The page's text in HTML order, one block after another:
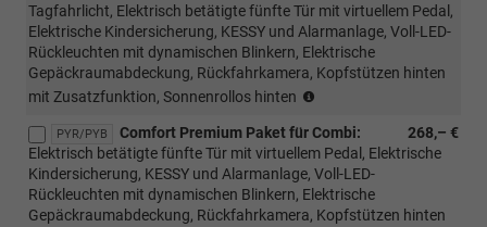
Tagfahrlicht, Elektrisch betätigte fünfte Tür mit virtuellem Pedal,
Elektrische Kindersicherung, KESSY und Alarmanlage, Voll-LED-
Rückleuchten mit dynamischen Blinkern, Elektrische
Gepäckraumabdeckung, Rückfahrkamera, Kopfstützen hinten
mit Zusatzfunktion, Sonnenrollos hinten
PTB/PTC/PAW/PAP
möglich,
nicht
mit
Loft
PYR/PYB 268,– €
Comfort Premium Paket für Combi:
Elektrisch betätigte fünfte Tür mit virtuellem Pedal, Elektrische
Kindersicherung, KESSY und Alarmanlage, Voll-LED-
Rückleuchten mit dynamischen Blinkern, Elektrische
Gepäckraumabdeckung, Rückfahrkamera, Kopfstützen hinten